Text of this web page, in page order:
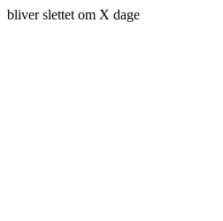
bliver slettet om X dage